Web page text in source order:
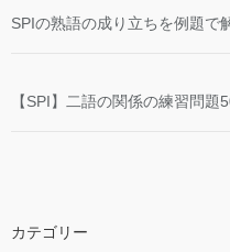
SPIの熟語の成り立ちを例題で
【SPI】二語の関係の練習問
カテゴリー